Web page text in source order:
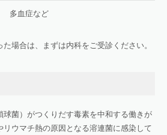
多血症など
場合は、まずは内科をご受診ください。
球菌）がつくりだす毒素を中和する働きが
ウマチ熱の原因となる溶連菌に感染して